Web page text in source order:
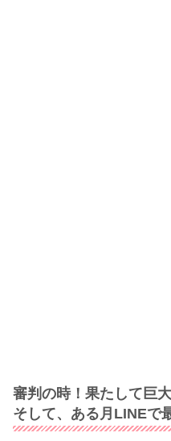
審判の時！果たして巨
そして、ある月LINEで